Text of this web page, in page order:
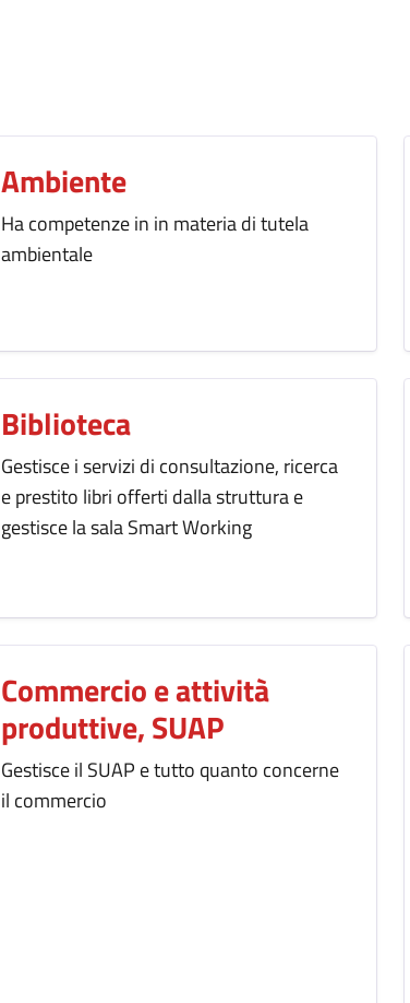
Ambiente
Ha competenze in in materia di tutela
ambientale
Biblioteca
Gestisce i servizi di consultazione, ricerca
e prestito libri offerti dalla struttura e
gestisce la sala Smart Working
Commercio e attività
produttive, SUAP
Gestisce il SUAP e tutto quanto concerne
il commercio